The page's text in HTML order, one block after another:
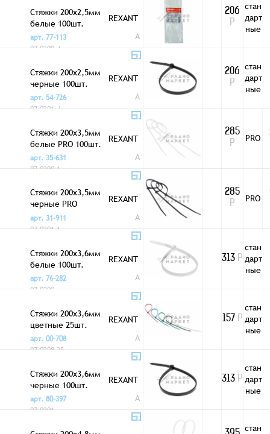
Стяжки 200x2,5мм
белые 100шт.
REXANT
арт. 77-113
07-0200-4
A
206
Р
стан
дарт
ные
Стяжки 200x2,5мм
черные 100шт.
REXANT
арт. 54-726
07-0201-4
A
206
Р
стан
дарт
ные
Стяжки 200x3,5мм
белые PRO 100шт.
REXANT
арт. 35-631
07-0200-1
A
285
Р
PRO
Стяжки 200x3,5мм
черные PRO
100шт.
REXANT
арт. 31-911
07-0201-1
A
285
Р
PRO
Стяжки 200x3,6мм
белые 100шт.
REXANT
арт. 76-282
07-0200
A
313 Р
стан
дарт
ные
Стяжки 200x3,6мм
цветные 25шт.
REXANT
арт. 00-708
07-0208-25
A
157 Р
стан
дарт
ные
Стяжки 200x3,6мм
черные 100шт.
REXANT
арт. 80-397
07-0201
A
313 Р
стан
дарт
ные
стан